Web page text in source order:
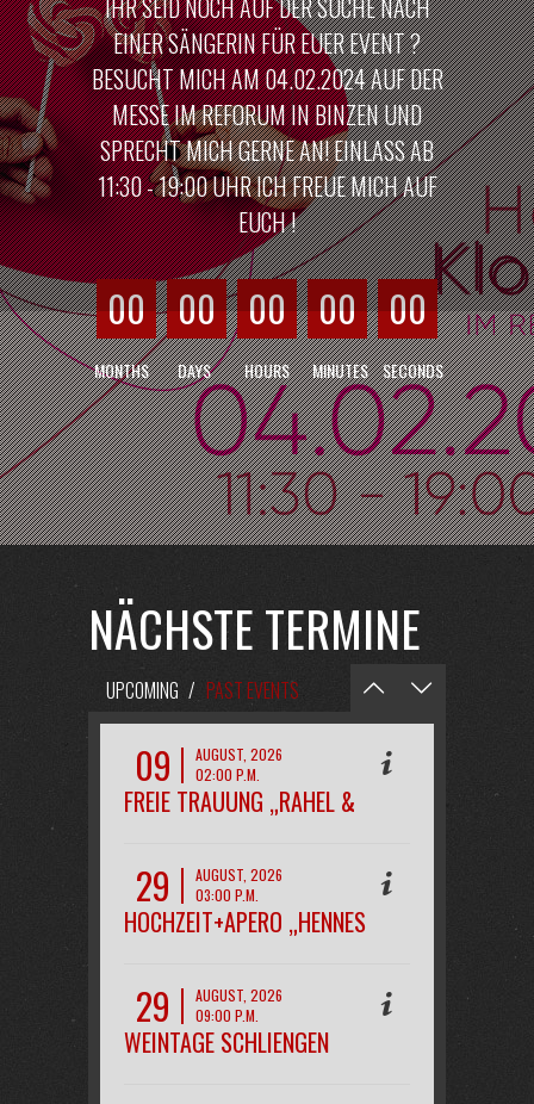
IHR SEID NOCH AUF DER SUCHE NACH
EINER SÄNGERIN FÜR EUER EVENT ?
BESUCHT MICH AM 04.02.2024 AUF DER
MESSE IM REFORUM IN BINZEN UND
SPRECHT MICH GERNE AN! EINLASS AB
11:30 - 19:00 UHR ICH FREUE MICH AUF
EUCH !
00 00 00 00 00
MONTHS DAYS HOURS MINUTES SECONDS
NÄCHSTE TERMINE
UPCOMING / PAST EVENTS
09
AUGUST, 2026
02:00 P.M.
FREIE TRAUUNG „RAHEL &
29
AUGUST, 2026
03:00 P.M.
HOCHZEIT+APERO „HENNES
29
AUGUST, 2026
09:00 P.M.
WEINTAGE SCHLIENGEN